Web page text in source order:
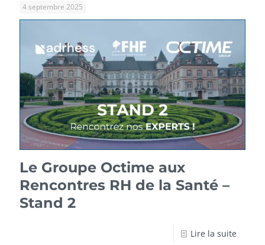
4 septembre 2025
Le Groupe Octime aux
Rencontres RH de la Santé –
Stand 2
Lire la suite